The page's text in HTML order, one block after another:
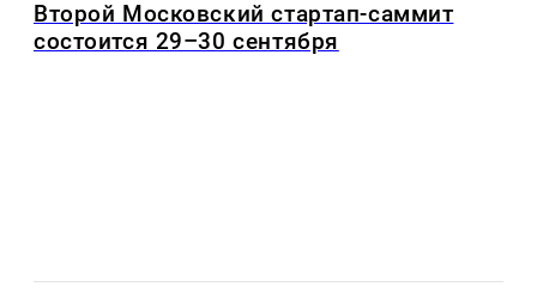
Второй Московский стартап-саммит
состоится 29–30 сентября